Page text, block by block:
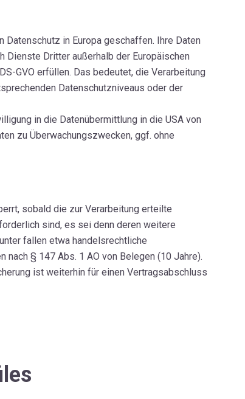
Datenschutz in Europa geschaffen. Ihre Daten
Dienste Dritter außerhalb der Europäischen
GVO erfüllen. Das bedeutet, die Verarbeitung
Datenschutzniveaus oder der
in die Datenübermittlung in die USA von
zu Überwachungszwecken, ggf. ohne
sobald die zur Verarbeitung erteilte
sind, es sei denn deren weitere
fallen etwa handelsrechtliche
§ 147 Abs. 1 AO von Belegen (10 Jahre).
ist weiterhin für einen Vertragsabschluss